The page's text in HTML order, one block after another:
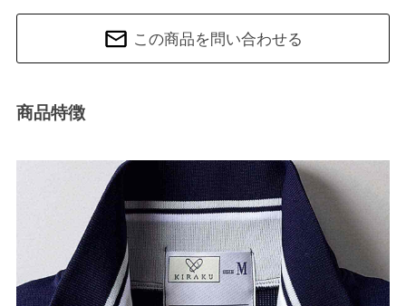
この商品を問い合わせる
商品特徴